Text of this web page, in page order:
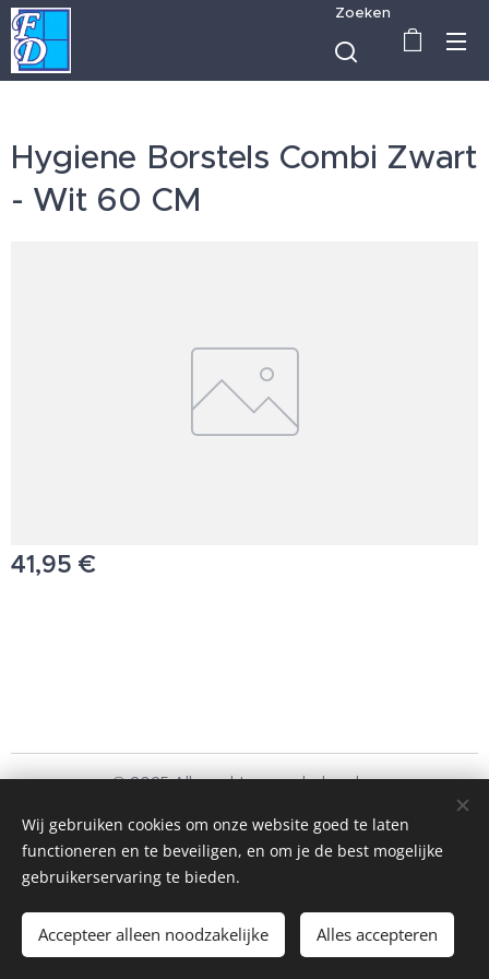
Zoeken
Hygiene Borstels Combi Zwart
- Wit 60 CM
41,95 €
Toevoegen aan de winkelwagen
© 2025 Alle rechten voorbehouden
Schoonmaakbedrijf Frando Bv
Cookies
Wij gebruiken cookies om onze website goed te laten
functioneren en te beveiligen, en om je de best mogelijke
gebruikerservaring te bieden.
Accepteer alleen noodzakelijke Alles accepteren